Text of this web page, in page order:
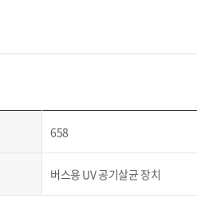
658
버스용 UV 공기살균 장치